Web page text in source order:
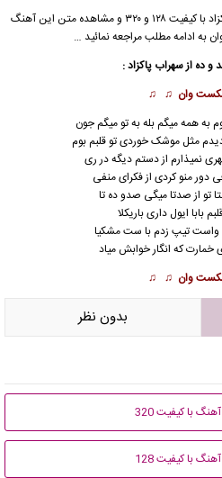
با کیفیت ۱۲۸ و ۳۲۰ و مشاهده متن این آهنگ
به ادامه مطلب مراجعه نمائید …
ده ازسهراب پاکزاد:
وان ♫ ♫
به همه میگم بله به تو میگم جون
مثل موشک خوردی تو قلبم بوم
نمیذارم از دستم دیگه در ری
دور منو کردی از فکرای منفی
تو از صدتا میگی صدو ده تا
بابا ایول داری باریکلا
واست تیپ زدم با ست مشکیا
که انگار خوابش میاد
وان ♫ ♫
بدون نظر
با کیفیت 320
با کیفیت 128